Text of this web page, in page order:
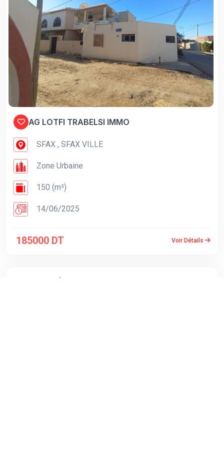
AG LOTFI TRABELSI IMMO
SFAX , SFAX VILLE
Zone Urbaine
150 (m²)
14/06/2025
185000 DT Voir Détails